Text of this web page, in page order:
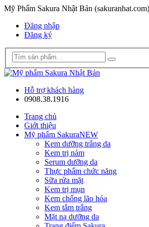
Mỹ Phẩm Sakura Nhật Bản
Đăng nhập
Đăng ký
Hỗ trợ khách hàng
0908.38.1916
Trang chủ
Giới thiệu
Mỹ phẩm SakuraNEW
Kem dưỡng trắng da
Kem trị nám
Serum dưỡng da
Thực phẩm chức năng
Sữa rửa mặt
Kem trị mụn
Kem chống lão hóa
Kem tắm trắng
Mặt nạ dưỡng da